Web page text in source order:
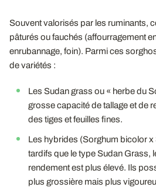
Souvent valorisés par les ruminants,
pâturés ou fauchés (affourragement
enrubannage, foin). Parmi ces
de variétés :
Les Sudan grass ou « herbe du
grosse capacité de tallage et de
des tiges et feuilles fines.
Les hybrides (Sorghum bicolor x
tardifs que le type Sudan Grass,
rendement est plus élevé. Ils
plus grossière mais plus